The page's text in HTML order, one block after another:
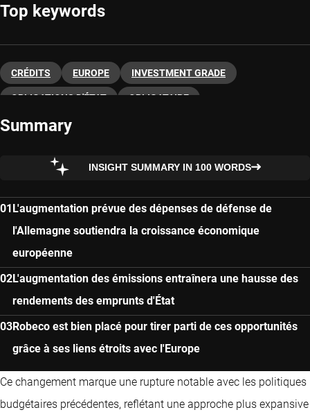
Top keywords
CRÉDITS EUROPE INVESTMENT GRADE
OBLIGATIONS D'ÉTAT OBLIGATAIRE
Summary
INSIGHT SUMMARY IN 100 WORDS
L'augmentation prévue des dépenses de défense de
l'Allemagne soutiendra la croissance économique
européenne
L'augmentation des émissions entraînera une hausse des
rendements des emprunts d'État
Robeco est bien placé pour tirer parti de ces opportunités
grâce à ses liens étroits avec l'Europe
Ce changement marque une rupture notable avec les politiques
budgétaires précédentes, reflétant une approche plus expansive